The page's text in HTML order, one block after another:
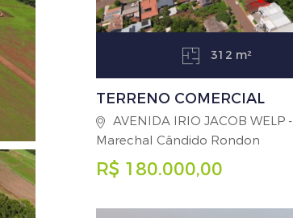
312 m²
TERRENO COMERCIAL
AVENIDA IRIO JACOB WELP -
Marechal Cândido Rondon
R$ 180.000,00